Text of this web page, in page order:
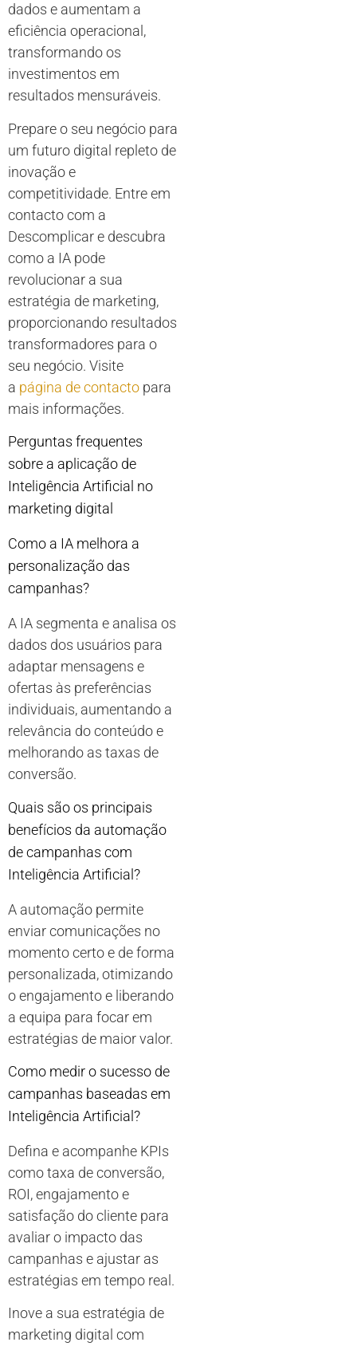
dados e aumentam a
eficiência operacional,
transformando os
investimentos em
resultados mensuráveis.
Prepare o seu negócio para
um futuro digital repleto de
inovação e
competitividade. Entre em
contacto com a
Descomplicar e descubra
como a IA pode
revolucionar a sua
estratégia de marketing,
proporcionando resultados
transformadores para o
seu negócio. Visite
a página de contacto para
mais informações.
Perguntas frequentes
sobre a aplicação de
Inteligência Artificial no
marketing digital
Como a IA melhora a
personalização das
campanhas?
A IA segmenta e analisa os
dados dos usuários para
adaptar mensagens e
ofertas às preferências
individuais, aumentando a
relevância do conteúdo e
melhorando as taxas de
conversão.
Quais são os principais
benefícios da automação
de campanhas com
Inteligência Artificial?
A automação permite
enviar comunicações no
momento certo e de forma
personalizada, otimizando
o engajamento e liberando
a equipa para focar em
estratégias de maior valor.
Como medir o sucesso de
campanhas baseadas em
Inteligência Artificial?
Defina e acompanhe KPIs
como taxa de conversão,
ROI, engajamento e
satisfação do cliente para
avaliar o impacto das
campanhas e ajustar as
estratégias em tempo real.
Inove a sua estratégia de
marketing digital com